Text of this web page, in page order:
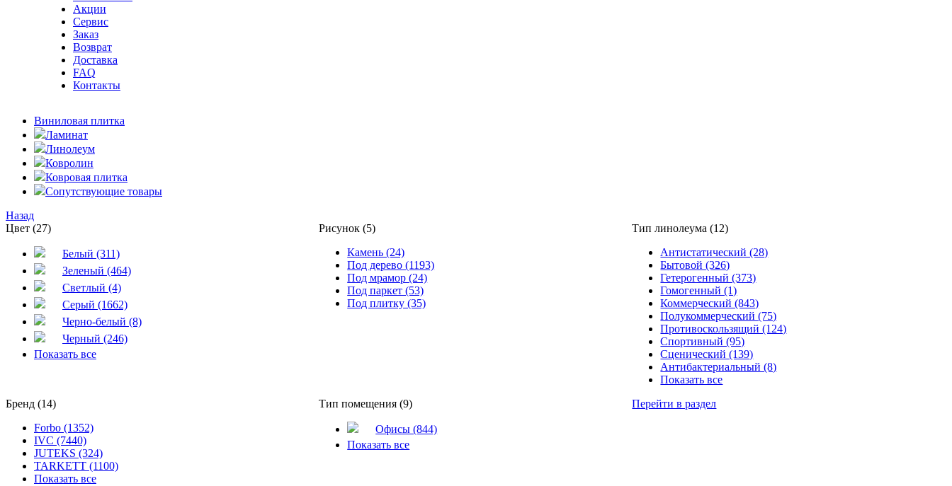
Акции
Сервис
Заказ
Возврат
Доставка
FAQ
Контакты
Виниловая плитка
Ламинат
Линолеум
Ковролин
Ковровая плитка
Сопутствующие товары
Назад
Цвет (27)
Белый (311)
Зеленый (464)
Светлый (4)
Серый (1662)
Черно-белый (8)
Черный (246)
Показать все
Рисунок (5)
Камень (24)
Под дерево (1193)
Под мрамор (24)
Под паркет (53)
Под плитку (35)
Тип линолеума (12)
Антистатический (28)
Бытовой (326)
Гетерогенный (373)
Гомогенный (1)
Коммерческий (843)
Полукоммерческий (75)
Противоскользящий (124)
Спортивный (95)
Сценический (139)
Антибактериальный (8)
Показать все
Бренд (14)
Forbo (1352)
IVC (7440)
JUTEKS (324)
TARKETT (1100)
Показать все
Тип помещения (9)
Офисы (844)
Показать все
Перейти в раздел